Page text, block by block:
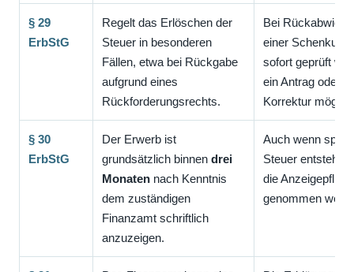
§ 29
ErbStG
Regelt das Erlöschen der
Steuer in besonderen
Fällen, etwa bei Rückgabe
aufgrund eines
Rückforderungsrechts.
Bei
einer Schenkung
sofort geprüft
ein Antrag oder
Korrektur
§ 30
ErbStG
Der Erwerb ist
grundsätzlich binnendrei
Monaten nach Kenntnis
dem zuständigen
Finanzamt schriftlich
anzuzeigen.
Auch wenn
Steuer entsteht,
die
genommen